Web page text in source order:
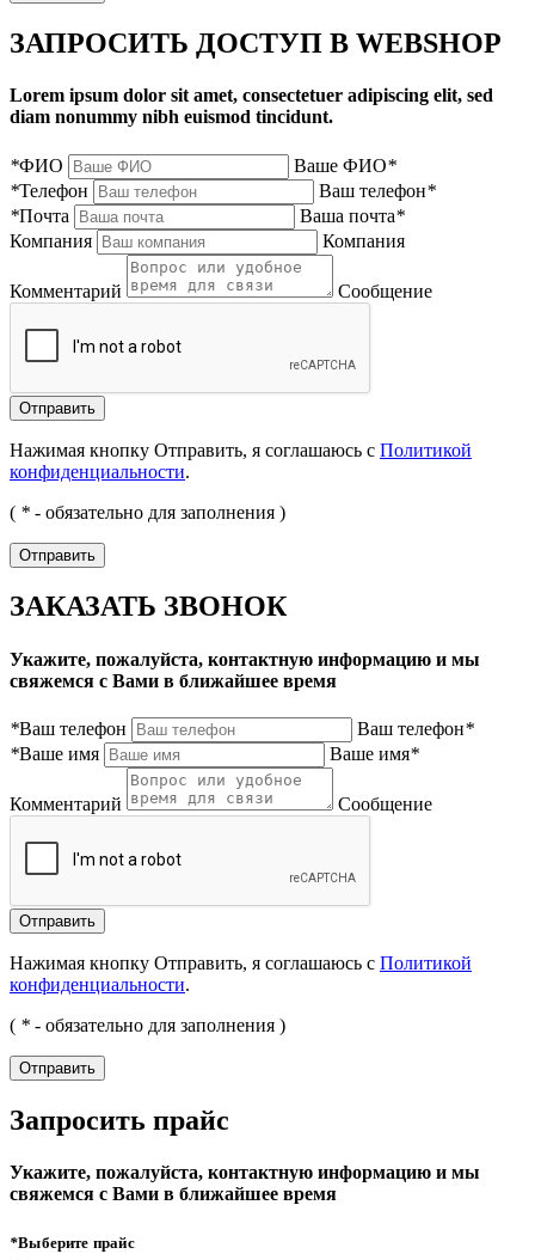
ЗАПРОСИТЬ ДОСТУП В WEBSHOP
Lorem ipsum dolor sit amet, consectetuer adipiscing elit, sed
diam nonummy nibh euismod tincidunt.
*ФИО Ваше ФИО*
*Телефон Ваш телефон*
*Почта Ваша почта*
Компания
Компания
Комментарий Сообщение
Нажимая кнопку Отправить, я соглашаюсь с Политикой
конфиденциальности.
( * - обязательно для заполнения )
ЗАКАЗАТЬ ЗВОНОК
Укажите, пожалуйста, контактную информацию и мы
свяжемся с Вами в ближайшее время
*Ваш телефон Ваш телефон*
*Ваше имя Ваше имя*
Комментарий Сообщение
Нажимая кнопку Отправить, я соглашаюсь с Политикой
конфиденциальности.
( * - обязательно для заполнения )
Запросить прайс
Укажите, пожалуйста, контактную информацию и мы
свяжемся с Вами в ближайшее время
*Выберите прайс